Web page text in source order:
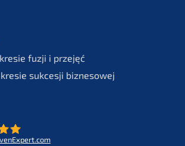
fuzji i przejęć
sukces­ji biznesowej